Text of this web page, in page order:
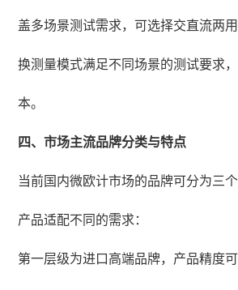
盖多场景测试需求，可选择交直流两
换测量模式满足不同场景的测试要求
本。
四、市场主流品牌分类与特点
当前国内微欧计市场的品牌可分为三
产品适配不同的需求：
第一层级为进口高端品牌，产品精度